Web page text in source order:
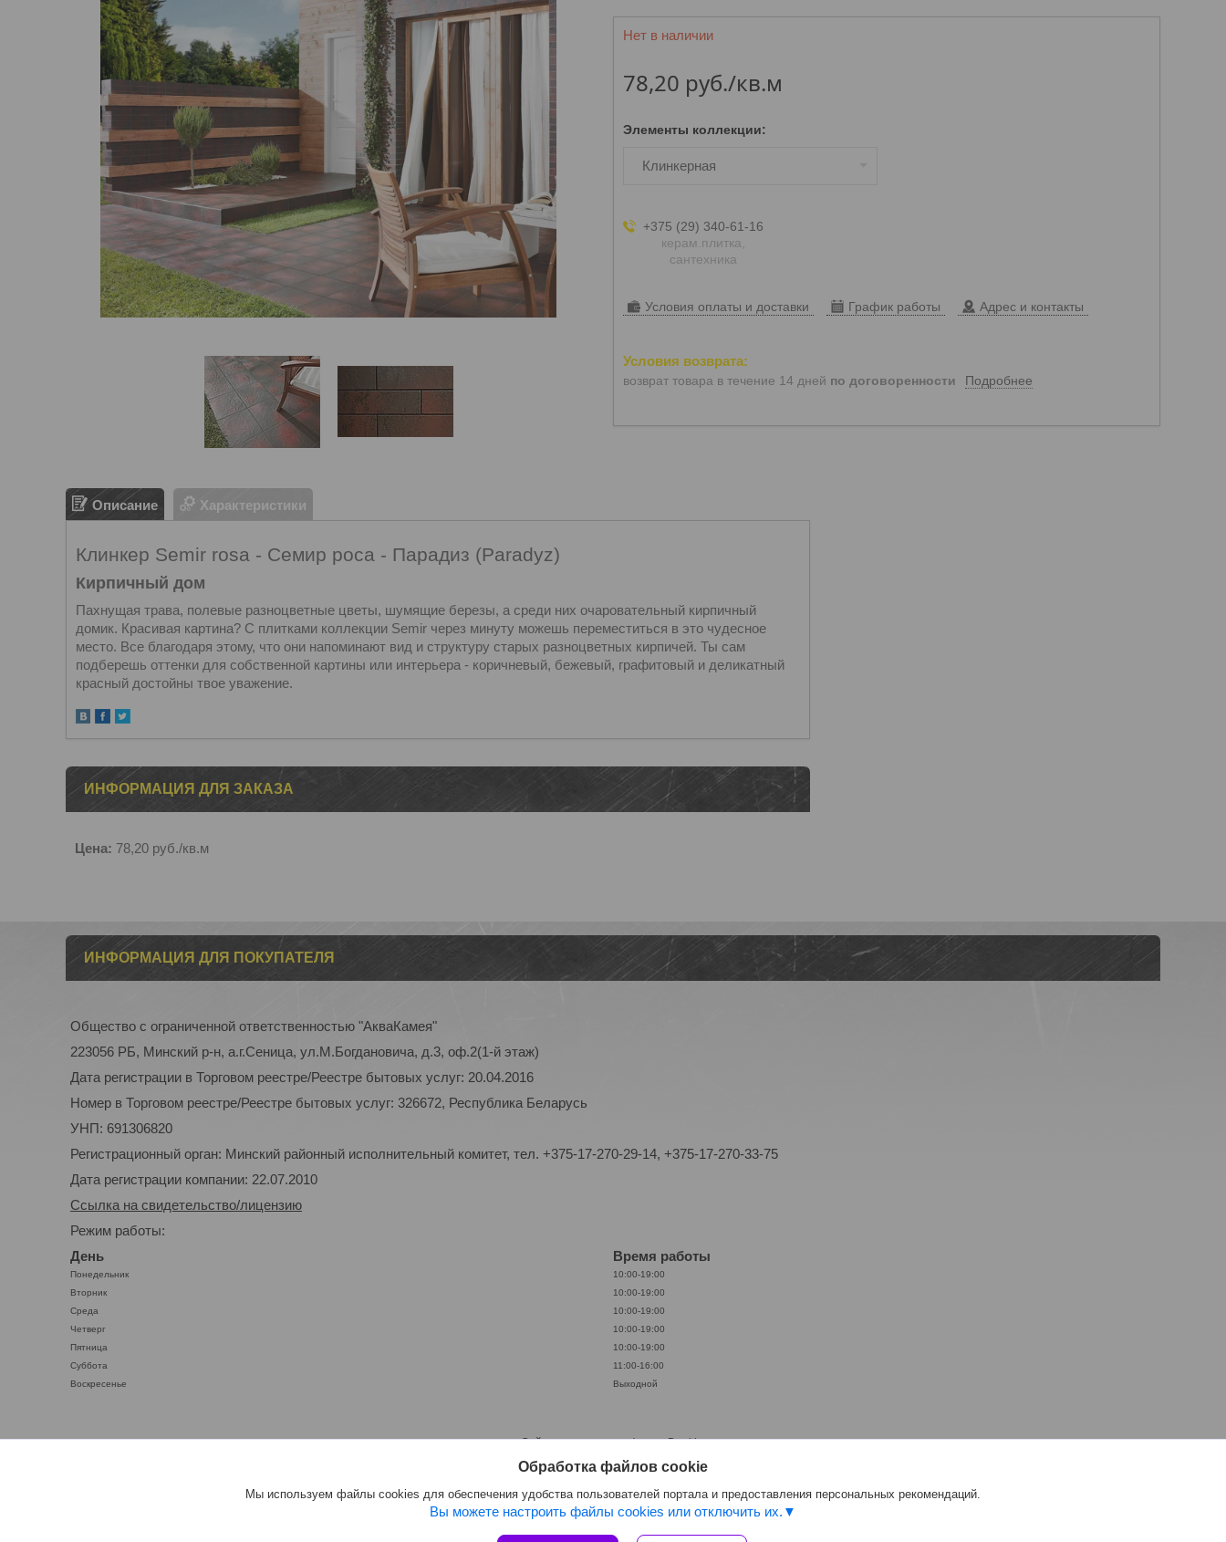
Нет в наличии
78,20 руб./кв.м
Элементы коллекции:
Клинкерная
+375 (29) 340-61-16
керам.плитка,
сантехника
Условия оплаты и доставки График работы Адрес и контакты
возврат товара в течение 14 дней по договоренности Подробнее
Описание Характеристики
Клинкер Semir rosa - Семир роса - Парадиз (Paradyz)
Кирпичный дом
Пахнущая трава, полевые разноцветные цветы, шумящие березы, а среди них очаровательный кирпичный
домик. Красивая картина? С плитками коллекции Semir через минуту можешь переместиться в это чудесное
место. Все благодаря этому, что они напоминают вид и структуру старых разноцветных кирпичей. Ты сам
подберешь оттенки для собственной картины или интерьера - коричневый, бежевый, графитовый и деликатный
красный достойны твое уважение.
ИНФОРМАЦИЯ ДЛЯ ЗАКАЗА
Цена: 78,20 руб./кв.м
ИНФОРМАЦИЯ ДЛЯ ПОКУПАТЕЛЯ
Общество с ограниченной ответственностью "АкваКамея"
223056 РБ, Минский р-н, а.г.Сеница, ул.М.Богдановича, д.3, оф.2(1-й этаж)
Дата регистрации в Торговом реестре/Реестре бытовых услуг: 20.04.2016
Номер в Торговом реестре/Реестре бытовых услуг: 326672, Республика Беларусь
УНП: 691306820
Регистрационный орган: Минский районный исполнительный комитет, тел. +375-17-270-29-14, +375-17-270-33-75
Дата регистрации компании: 22.07.2010
Ссылка на свидетельство/лицензию
Режим работы:
День
Время работы
Понедельник
10:00-19:00
Вторник
10:00-19:00
Среда
10:00-19:00
Четверг
10:00-19:00
Пятница
10:00-19:00
Суббота
11:00-16:00
Воскресенье
Выходной
Сайт создан на платформе Deal.by
Политика обработки файлов cookies
Обработка файлов cookie
Мы используем файлы cookies для обеспечения удобства пользователей портала и предоставления персональных рекомендаций.
Вы можете настроить файлы cookies или отключить их.
ООО «АкваКамея» | Пожаловаться на контент
Select Language ▼